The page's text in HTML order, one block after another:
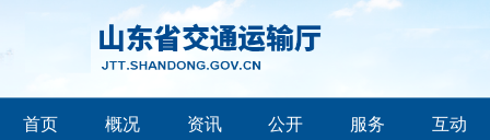
首页 概况 资讯 公开 服务 互动